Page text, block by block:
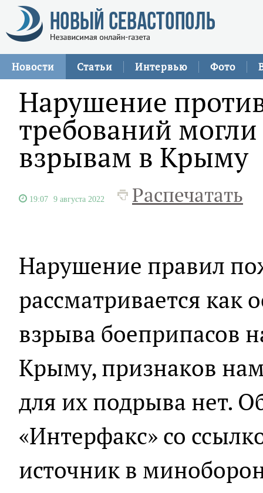
Новости Статьи Интервью Фото
Нарушение
требований
взрывам в Крыму
19:07 9 августа 2022 Распечатать
Нарушение правил
рассматривается как
взрыва боеприпасов
Крыму, признаков
для их подрыва нет.
«Интерфакс» со
источник в